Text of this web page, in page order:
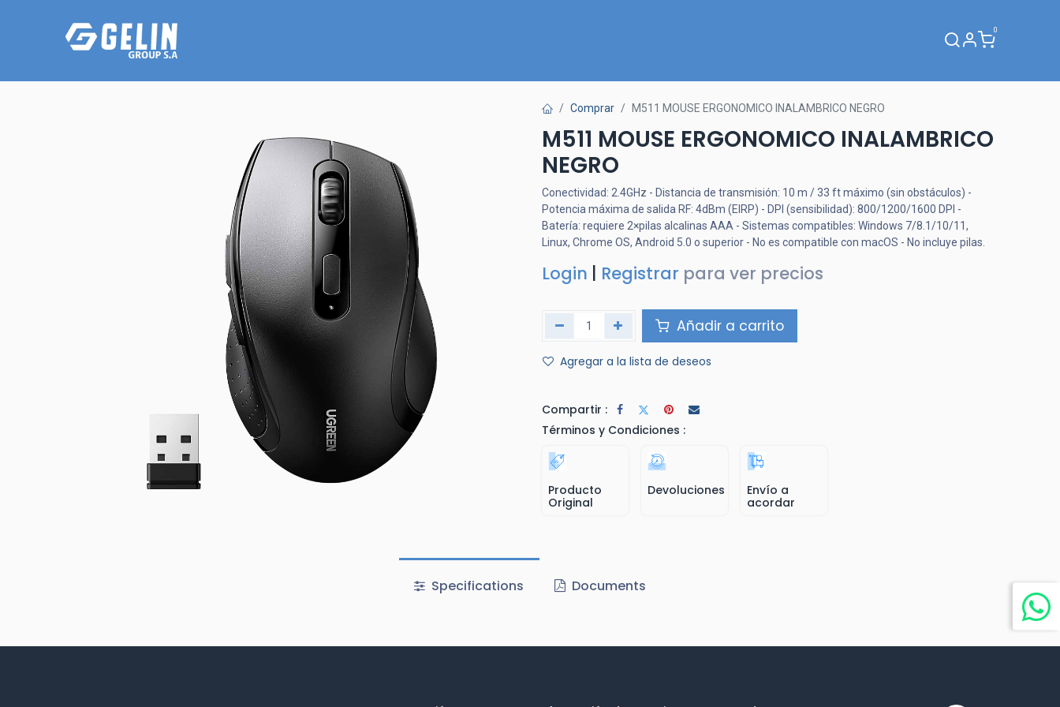
0
Comprar M511 MOUSE ERGONOMICO INALAMBRICO NEGRO
M511 MOUSE ERGONOMICO INALAMBRICO
NEGRO
Conectividad: 2.4GHz - Distancia de transmisión: 10 m / 33 ft máximo (sin obstáculos) -
Potencia máxima de salida RF: 4dBm (EIRP) - DPI (sensibilidad): 800/1200/1600 DPI -
Batería: requiere 2×pilas alcalinas AAA - Sistemas compatibles: Windows 7/8.1/10/11,
Linux, Chrome OS, Android 5.0 o superior - No es compatible con macOS - No incluye pilas.
Login Registrar para ver precios
Añadir a carrito
Agregar a la lista de deseos
Compartir :
Términos y Condiciones :
Producto
Original
Devoluciones
Envío a
acordar
Specifications Documents